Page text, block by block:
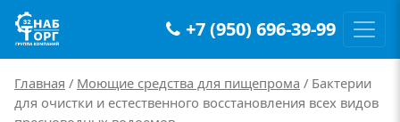
Main Navigation +7 (950) 696-39-99
Главная / Моющие средства для пищепрома / Бактерии
для очистки и естественного восстановления всех видов